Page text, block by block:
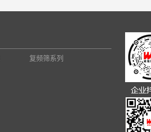
复频筛系列